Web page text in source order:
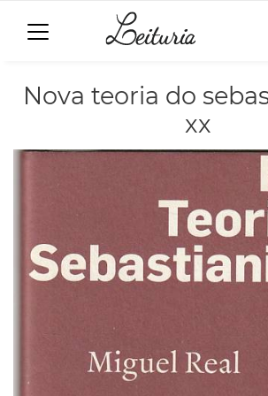
Nova teoria do
xx